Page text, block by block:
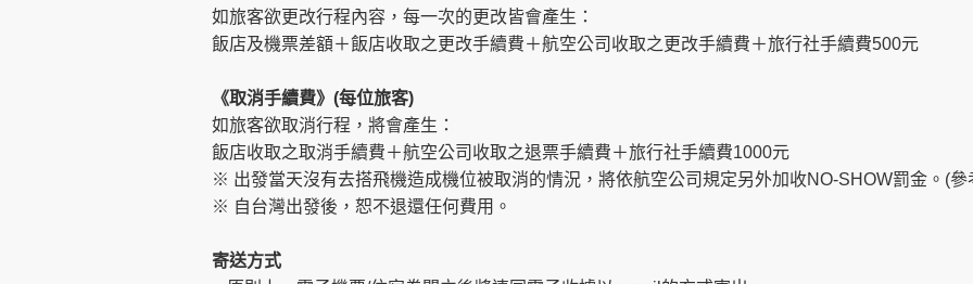
如旅客欲更改行程內容，每一次的更改皆會產生：
飯店及機票差額＋飯店收取之更改手續費＋航空公司收取之更改手續費＋旅行社手續費500元
《取消手續費》(每位旅客)
如旅客欲取消行程，將會產生：
飯店收取之取消手續費＋航空公司收取之退票手續費＋旅行社手續費1000元
※ 出發當天沒有去搭飛機造成機位被取消的情況，將依航空公司規定另外加收NO-SHOW罰金。(參
※ 自台灣出發後，恕不退還任何費用。
寄送方式